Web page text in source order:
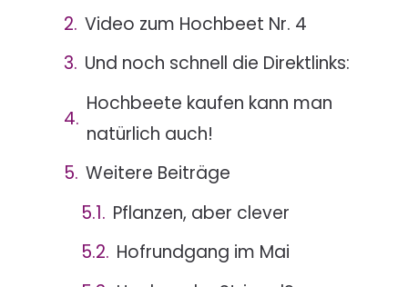
Video zum Hochbeet Nr. 4
Und noch schnell die Direktlinks:
Hochbeete kaufen kann man
natürlich auch!
Weitere Beiträge
Pflanzen, aber clever
Hofrundgang im Mai